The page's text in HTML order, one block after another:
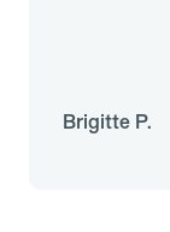
Brigitte P.